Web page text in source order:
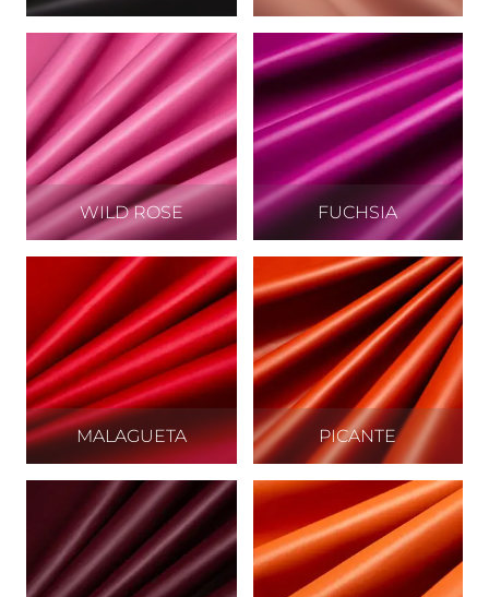
WILD ROSE FUCHSIA
MALAGUETA PICANTE